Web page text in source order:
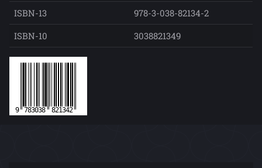
ISBN-13
978-3-038-82134-2
ISBN-10
3038821349